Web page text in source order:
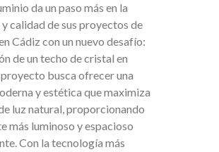
da un paso más en la
calidad de sus proyectos de
Cádiz con un nuevo desafío:
de un techo de cristal en
busca ofrecer una
y estética que maximiza
luz natural, proporcionando
más luminoso y espacioso
Con la tecnología más